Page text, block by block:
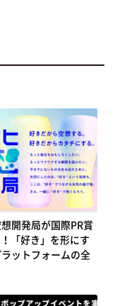
開発局が国際PR賞
「好き」を形にす
ットフォームの全